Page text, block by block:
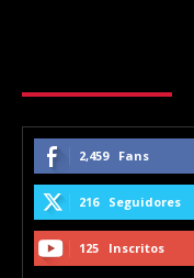
2,459 Fans
216 Seguidores
125 Inscritos